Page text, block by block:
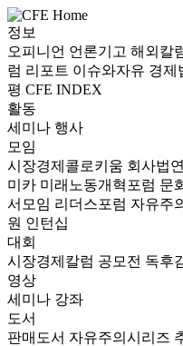
정보
오피니언 언론기고 해외칼
럼 리포트 이슈와자유 경제
평 CFE INDEX
활동
세미나 행사
모임
시장경제콜로키움 회사법
미카 미래노동개혁포럼 문
서모임 리더스포럼 자유주
원 인턴십
대회
시장경제칼럼 공모전 독후
영상
세미나 강좌
도서
판매도서 자유주의시리즈